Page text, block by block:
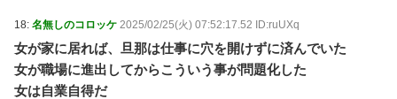
18: 名無しのコロッケ 2025/02/25(火) 07:52:17.52 ID:ruUXq
女が家に居れば、旦那は仕事に穴を開けずに済んでいた
女が職場に進出してからこういう事が問題化した
女は自業自得だ